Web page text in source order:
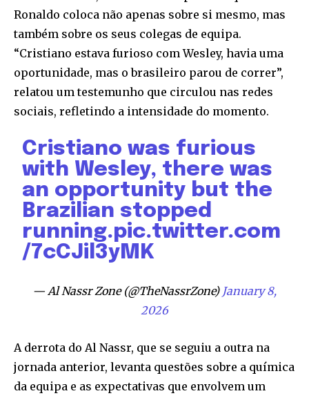
Ronaldo coloca não apenas sobre si mesmo, mas
também sobre os seus colegas de equipa.
“Cristiano estava furioso com Wesley, havia uma
oportunidade, mas o brasileiro parou de correr”,
relatou um testemunho que circulou nas redes
sociais, refletindo a intensidade do momento.
Cristiano was furious
with Wesley, there was
an opportunity but the
Brazilian stopped
running.pic.twitter.com
/7cCJil3yMK
— Al Nassr Zone (@TheNassrZone) January 8,
2026
A derrota do Al Nassr, que se seguiu a outra na
jornada anterior, levanta questões sobre a química
da equipa e as expectativas que envolvem um